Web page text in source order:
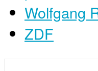
Wolfgang
ZDF